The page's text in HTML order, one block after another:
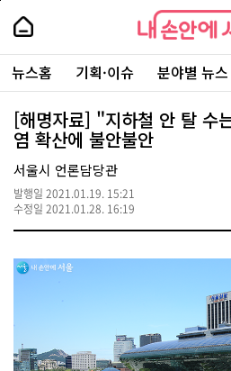
본
로
가
내
손
안
에
서
울
-
서
울
시
대
표
소
통
포
내
손
에
울
주
요
서
뉴스홈 기획·이슈 분야별 뉴스
[해명자료] "지하철 안 탈 수
염 확산에 불안불안
서울시 언론담당관
발행일 2021.01.19. 15:21
수정일 2021.01.28. 16:19
페
상
단
로